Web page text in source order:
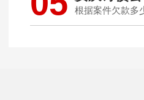
根据案件欠款多